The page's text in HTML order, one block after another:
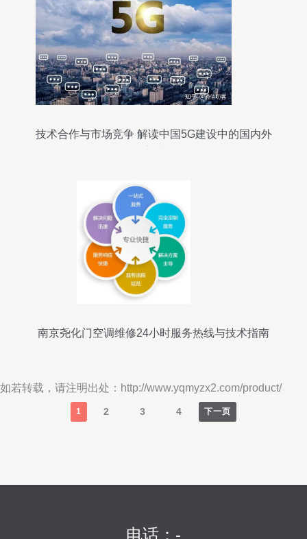
技术合作与市场竞争 解读中国5G建设中的国内外
南京尧化门空调维修24小时服务热线与技术指南
如若转载，请注明出处：http://www.yqmyzx2.com/product/
1 2 3 4 下一页
电话：-